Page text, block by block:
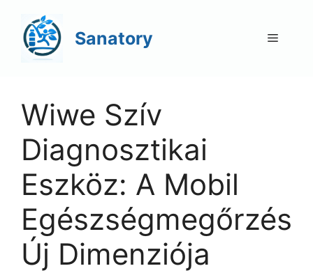
tartalomba
Sanatory Menü
Wiwe Szív
Diagnosztikai
Eszköz: A Mobil
Egészségmegőrzés
Új Dimenziója